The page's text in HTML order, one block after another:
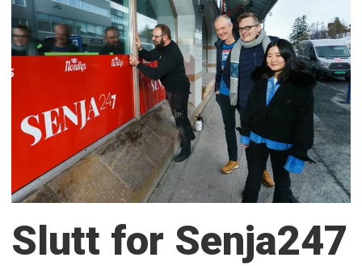
Slutt for Senja247